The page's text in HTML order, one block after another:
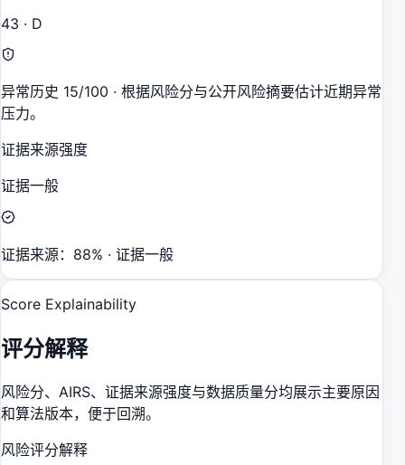
43 · D
异常历史 15/100 · 根据风险分与公开风险摘要估计近期异常
压力。
证据来源强度
证据一般
证据来源：88% · 证据一般
Score Explainability
评分解释
风险分、AIRS、证据来源强度与数据质量分均展示主要原因
和算法版本，便于回溯。
风险评分解释